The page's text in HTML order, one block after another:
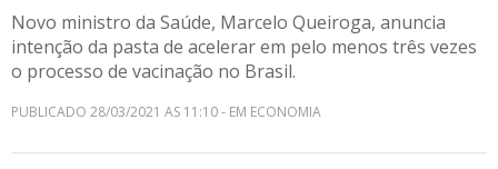
Novo ministro da Saúde, Marcelo Queiroga, anuncia
intenção da pasta de acelerar em pelo menos três vezes
o processo de vacinação no Brasil.
PUBLICADO 28/03/2021 AS 11:10 - EM ECONOMIA